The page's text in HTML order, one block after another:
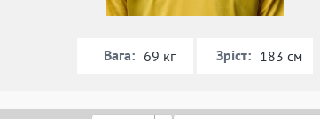
Вага: 69 кг Зріст: 183 см